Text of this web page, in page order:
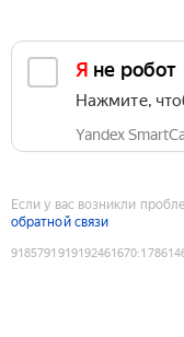
Я не робот
Нажмите,
Yandex
Если у вас возникли
обратной связи
9185791919192461670: